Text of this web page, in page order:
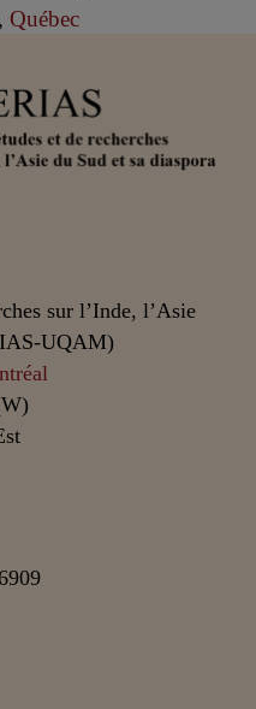
Québec
sur l’Inde, l’Asie
UQAM)